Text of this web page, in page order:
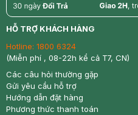
return nowfree
HỖ TRỢ KHÁCH HÀNG
Hotline: 1800 6324
(Miễn phí , 08-22h kể cả T7, CN)
Các câu hỏi thường gặp
Gửi yêu cầu hỗ trợ
Hướng dẫn đặt hàng
Phương thức thanh toán